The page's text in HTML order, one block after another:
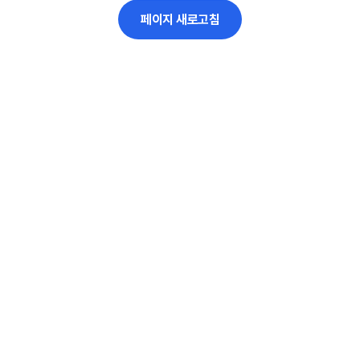
페이지 새로고침